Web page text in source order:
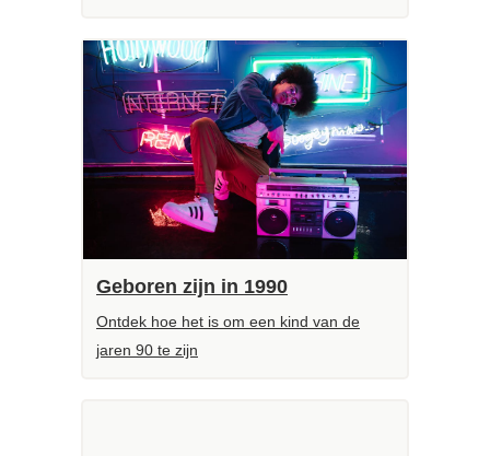
Geboren zijn in 1990
Ontdek hoe het is om een kind van de
jaren 90 te zijn